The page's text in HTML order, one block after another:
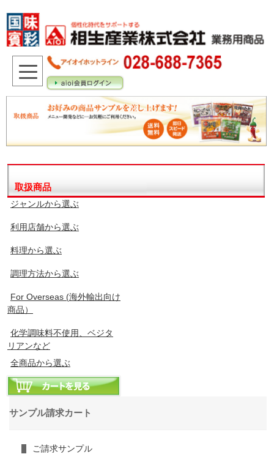
取扱商品
ジャンルから選ぶ
利用店舗から選ぶ
料理から選ぶ
調理方法から選ぶ
For Overseas (海外輸出向け
商品）
化学調味料不使用、ベジタ
リアンなど
全商品から選ぶ
サンプル請求カート
ご請求サンプル